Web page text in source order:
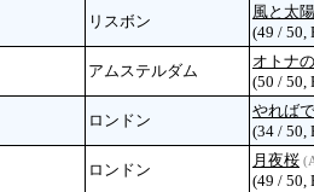
リスボン
風と太陽
(49 / 50,
アムステルダム
オトナ
(50 / 50,
ロンドン
やれば
(34 / 50,
ロンドン
月夜桜
(49 / 50,